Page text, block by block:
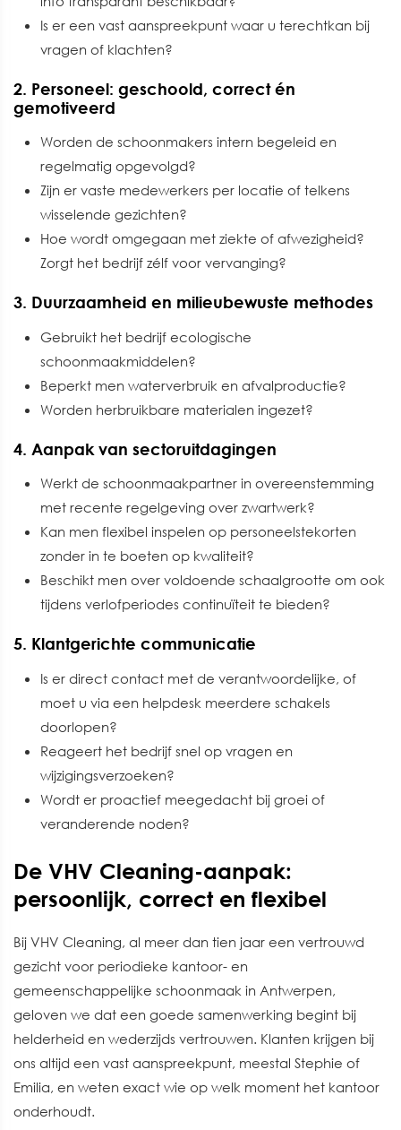
Is er een vast aanspreekpunt waar u terechtkan bij
vragen of klachten?
2. Personeel: geschoold, correct én
gemotiveerd
Worden de schoonmakers intern begeleid en
regelmatig opgevolgd?
Zijn er vaste medewerkers per locatie of telkens
wisselende gezichten?
Hoe wordt omgegaan met ziekte of afwezigheid?
Zorgt het bedrijf zélf voor vervanging?
3. Duurzaamheid en milieubewuste methodes
Gebruikt het bedrijf ecologische
schoonmaakmiddelen?
Beperkt men waterverbruik en afvalproductie?
Worden herbruikbare materialen ingezet?
4. Aanpak van sectoruitdagingen
Werkt de schoonmaakpartner in overeenstemming
met recente regelgeving over zwartwerk?
Kan men flexibel inspelen op personeelstekorten
zonder in te boeten op kwaliteit?
Beschikt men over voldoende schaalgrootte om ook
tijdens verlofperiodes continuïteit te bieden?
5. Klantgerichte communicatie
Is er direct contact met de verantwoordelijke, of
moet u via een helpdesk meerdere schakels
doorlopen?
Reageert het bedrijf snel op vragen en
wijzigingsverzoeken?
Wordt er proactief meegedacht bij groei of
veranderende noden?
De VHV Cleaning-aanpak:
persoonlijk, correct en flexibel
Bij VHV Cleaning, al meer dan tien jaar een vertrouwd
gezicht voor periodieke kantoor- en
gemeenschappelijke schoonmaak in Antwerpen,
geloven we dat een goede samenwerking begint bij
helderheid en wederzijds vertrouwen. Klanten krijgen bij
ons altijd een vast aanspreekpunt, meestal Stephie of
Emilia, en weten exact wie op welk moment het kantoor
onderhoudt.